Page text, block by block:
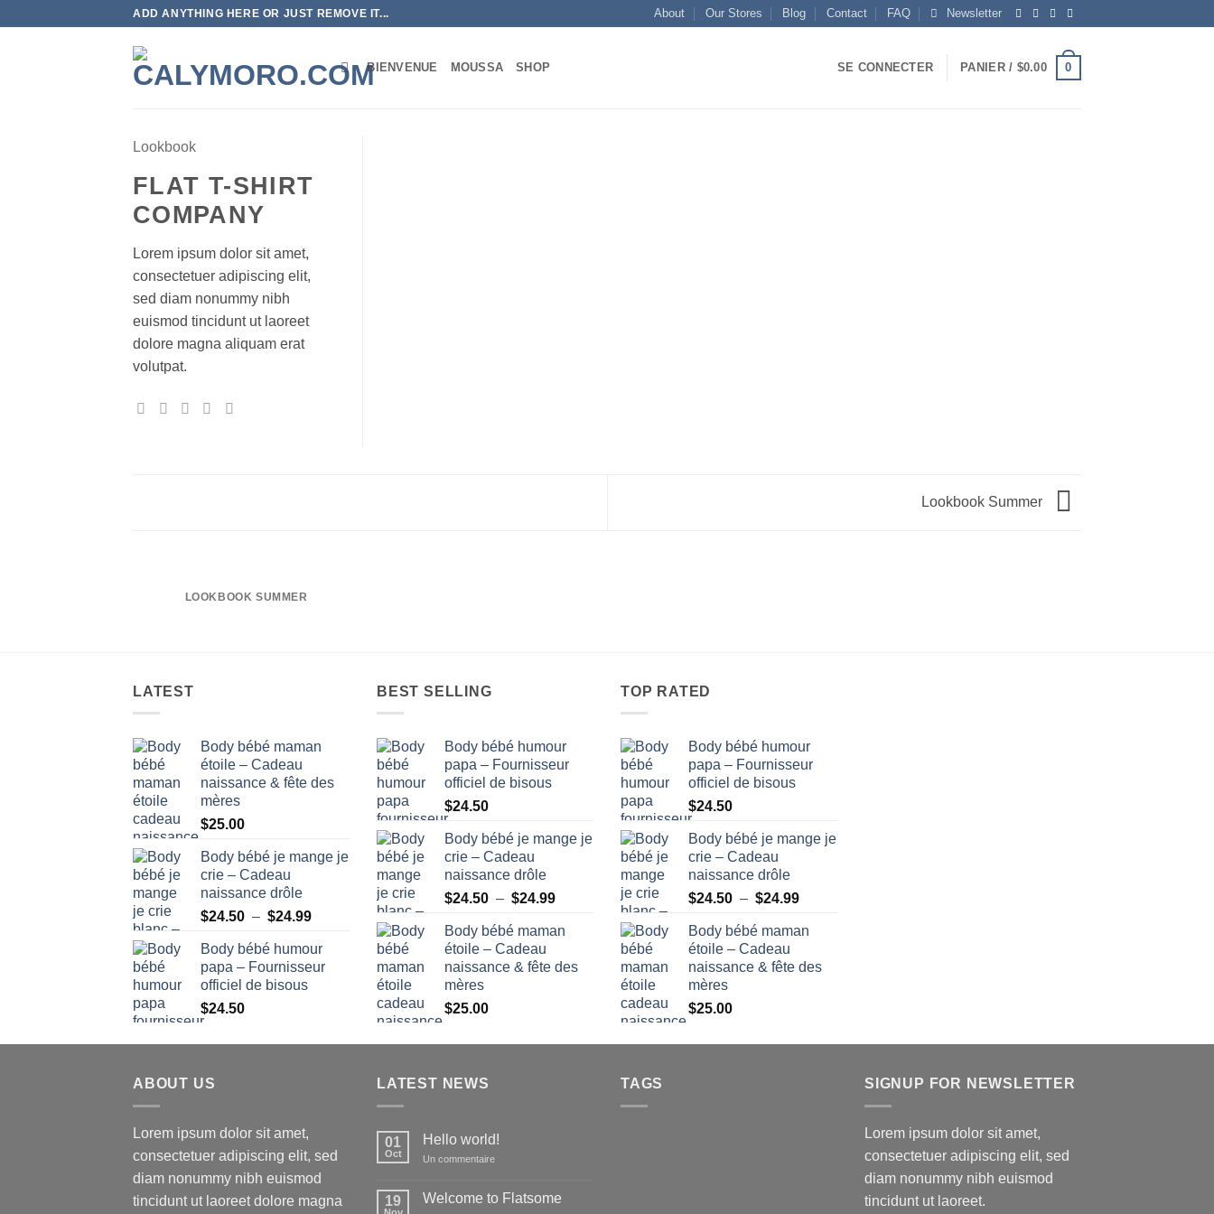
ADD ANYTHING HERE OR JUST REMOVE IT... About Our Stores Blog Contact FAQ Newsletter
BIENVENUE MOUSSA SHOP SE CONNECTER PANIER / $0.00 0
Lookbook
FLAT T-SHIRT
COMPANY
Lorem ipsum dolor sit amet,
consectetuer adipiscing elit,
sed diam nonummy nibh
euismod tincidunt ut laoreet
dolore magna aliquam erat
volutpat.
Lookbook Summer
LOOKBOOK SUMMER
LATEST
Body bébé maman
étoile – Cadeau
naissance & fête des
mères
$25.00
Body bébé je mange je
crie – Cadeau
naissance drôle
$24.50 – $24.99Plage
prix :
$24.50
Body bébé humour
papa – Fournisseur
officiel de bisous
$24.50
BEST SELLING
Body bébé humour
papa – Fournisseur
officiel de bisous
$24.50
Body bébé je mange je
crie – Cadeau
naissance drôle
$24.50 – $24.99Plage
prix :
à
Body bébé maman
étoile – Cadeau
naissance & fête des
mères
$25.00
TOP RATED
Body bébé humour
papa – Fournisseur
officiel de bisous
$24.50
Body bébé je mange je
crie – Cadeau
naissance drôle
$24.50 – $24.99Plage
prix :
à
Body bébé maman
étoile – Cadeau
naissance & fête des
mères
$25.00
ABOUT US
Lorem ipsum dolor sit amet,
consectetuer adipiscing elit, sed
diam nonummy nibh euismod
tincidunt ut laoreet dolore magna
LATEST NEWS
01
Oct
Hello world!
Un commentairesur
19 Welcome to Flatsome
TAGS SIGNUP FOR NEWSLETTER
Lorem ipsum dolor sit amet,
consectetuer adipiscing elit, sed
diam nonummy nibh euismod
tincidunt ut laoreet.